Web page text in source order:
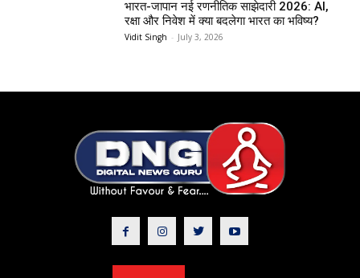
भारत-जापान नई रणनीतिक साझेदारी 2026: AI,
रक्षा और निवेश में क्या बदलेगा भारत का भविष्य?
Vidit Singh - July 3, 2026